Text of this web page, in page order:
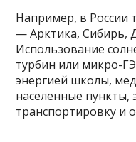
Например, в России
— Арктика, Сибирь,
Использование
турбин или микро-
энергией школы,
населенные пункты,
транспортировку и